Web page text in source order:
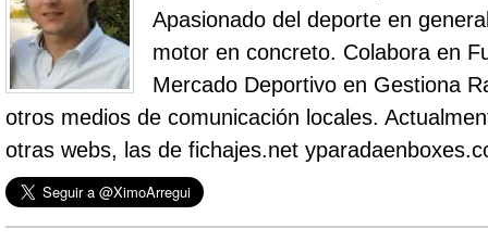
Apasionado del deporte en
motor en concreto. Colabora en
Mercado Deportivo en Gestiona
otros medios de comunicación locales.
otras webs, las de fichajes.net